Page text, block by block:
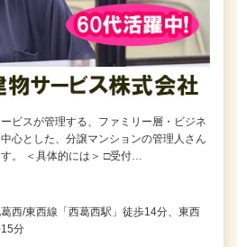
ビスが管理する、ファミリー層・ビジネ
心とした、分譲マンションの管理人さん
。 ＜具体的には＞ □受付…
西/東西線「西葛西駅」徒歩14分、東西
分